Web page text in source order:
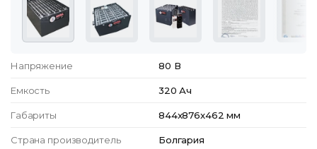
Напряжение 80 В
Емкость 320 Ач
Габариты 844x876x462 мм
Страна производитель Болгария